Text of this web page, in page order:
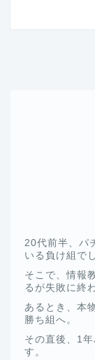
20代前半、パ
いる負け組で
そこで、情報
るが失敗に終
あるとき、本
勝ち組へ。
その直後、1
す。